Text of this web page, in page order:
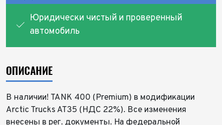
Юридически чистый и проверенный
автомобиль
ОПИСАНИЕ
В наличии! TANK 400 (Premium) в модификации
Arctic Trucks AT35 (НДС 22%). Все изменения
внесены в рег. документы. На федеральной